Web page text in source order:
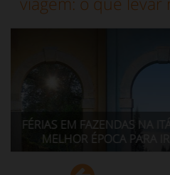
ITÁLIA:
FÉRIAS EM
SE